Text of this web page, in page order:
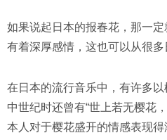
如果说起日本的报春花，那一
有着深厚感情，这也可以从很多
在日本的流行音乐中，有许多
中世纪时还曾有“世上若无樱花
本人对于樱花盛开的情感表现